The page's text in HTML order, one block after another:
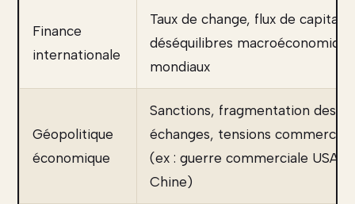
Finance
internationale
Taux de change, flux de capitaux,
déséquilibres
mondiaux
Géopolitique
économique
Sanctions, fragmentation des
échanges, tensions
(ex : guerre commerciale USA-
Chine)